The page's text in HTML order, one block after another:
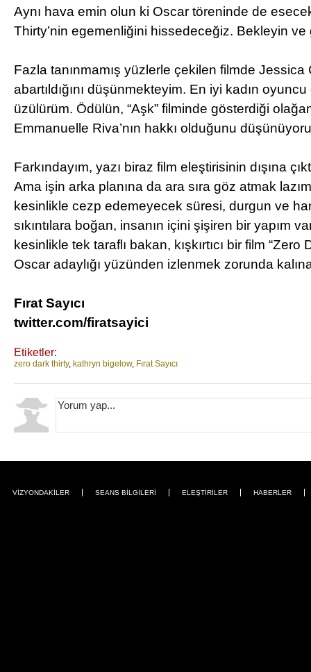
Aynı hava emin olun ki Oscar töreninde de
Thirty’nin egemenliğini hissedeceğiz. Bekleyin
Fazla tanınmamış yüzlerle çekilen filmde Jessica
abartıldığını düşünmekteyim. En iyi kadın
üzülürüm. Ödülün, “Aşk” filminde gösterdiği
Emmanuelle Riva’nın hakkı olduğunu
Farkındayım, yazı biraz film eleştirisinin dışına
Ama işin arka planına da ara sıra göz atmak
kesinlikle cezp edemeyecek süresi, durgun ve
sıkıntılara boğan, insanın içini şişiren bir yapım
kesinlikle tek taraflı bakan, kışkırtıcı bir film
Oscar adaylığı yüzünden izlenmek zorunda
Fırat Sayıcı
twitter.com/firatsayici
Etiketler:
zero dark thirty, kathryn bigelow, Fırat Sayıcı
VİZYONDAKİLER SEANS BİLGİLERİ ELEŞTİRİLER HABERLER